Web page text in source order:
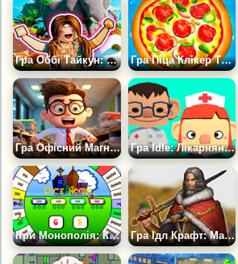
Гра Оббі Тайкун: Зоопарк Гра Піца Клікер Тайкун
Гра Офісний Магнат: Розширюй і Керуй Гра Idle: Лікарняний Магнат
Ігри Монополія: Кістяний Магнат Гра Ідл Крафт: Магнат Імперії